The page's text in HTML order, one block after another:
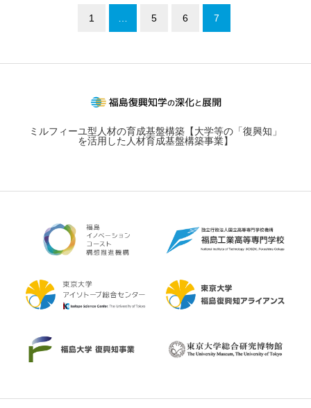
1 5 6 7
ミルフィーユ型人材の育成基盤構築【大学等の「復興知」
を活用した人材育成基盤構築事業】